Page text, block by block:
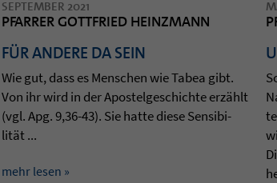
SEPTEMBER 2021
PFARRER GOTTFRIED HEINZMANN
FÜR ANDERE DA SEIN
Wie gut, dass es Men­schen wie Tabea gibt.
Von ihr wird in der Apos­tel­ge­schichte erzählt
(vgl. Apg. 9,36-43). Sie hatte diese Sen­si­bi­
lität ...
mehr lesen »